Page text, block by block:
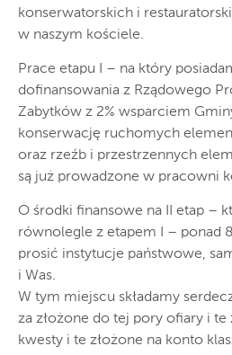
konserwatorskich i
w naszym kościele.
Prace etapu I – na który
dofinansowania z Rządowego
Zabytków z 2% wsparciem
konserwację ruchomych
oraz rzeźb i przestrzennych
są już prowadzone w pracowni
O środki finansowe na II etap –
równolegle z etapem I – ponad
prosić instytucje państwowe,
i Was.
W tym miejscu składamy
za złożone do tej pory ofiary i te
kwesty i te złożone na konto